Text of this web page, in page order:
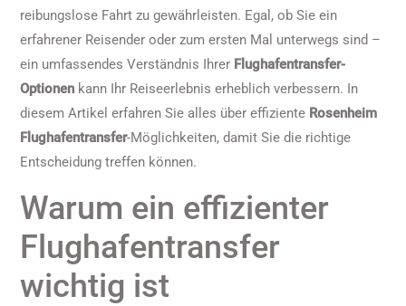
reibungslose Fahrt zu gewährleisten. Egal, ob Sie ein
erfahrener Reisender oder zum ersten Mal unterwegs sind –
ein umfassendes Verständnis Ihrer Flughafentransfer-
Optionen kann Ihr Reiseerlebnis erheblich verbessern. In
diesem Artikel erfahren Sie alles über effiziente Rosenheim
Flughafentransfer-Möglichkeiten, damit Sie die richtige
Entscheidung treffen können.
Warum ein effizienter
Flughafentransfer
wichtig ist